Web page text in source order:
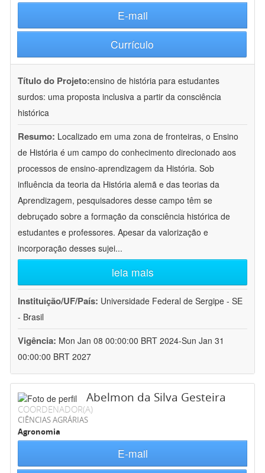
E-mail
Currículo
Título do Projeto:ensino de história para estudantes
surdos: uma proposta inclusiva a partir da consciência
histórica
Resumo: Localizado em uma zona de fronteiras, o Ensino
de História é um campo do conhecimento direcionado aos
processos de ensino-aprendizagem da História. Sob
influência da teoria da História alemã e das teorias da
Aprendizagem, pesquisadores desse campo têm se
debruçado sobre a formação da consciência histórica de
estudantes e professores. Apesar da valorização e
incorporação desses sujei...
leia mais
Instituição/UF/País: Universidade Federal de Sergipe - SE
- Brasil
Vigência: Mon Jan 08 00:00:00 BRT 2024-Sun Jan 31
00:00:00 BRT 2027
Abelmon da Silva Gesteira
COORDENADOR(A)
CIÊNCIAS AGRÁRIAS
Agronomia
E-mail